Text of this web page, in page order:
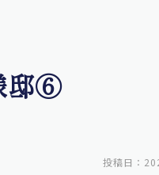
邸⑥
投稿日：